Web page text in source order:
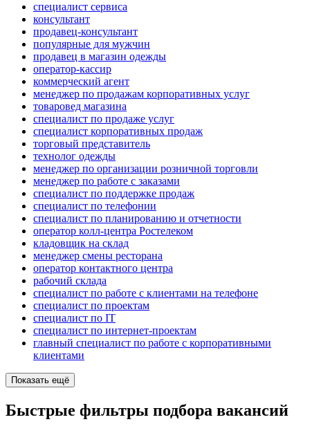
специалист сервиса
консультант
продавец-консультант
популярные для мужчин
продавец в магазин одежды
оператор-кассир
коммерческий агент
менеджер по продажам корпоративных услуг
товаровед магазина
специалист по продаже услуг
специалист корпоративных продаж
торговый представитель
технолог одежды
менеджер по организации розничной торговли
менеджер по работе с заказами
специалист по поддержке продаж
специалист по телефонии
специалист по планированию и отчетности
оператор колл-центра Ростелеком
кладовщик на склад
менеджер смены ресторана
оператор контактного центра
рабочий склада
специалист по работе с клиентами на телефоне
специалист по проектам
специалист по IT
специалист по интернет-проектам
главный специалист по работе с корпоративными
клиентами
Показать ещё
Быстрые фильтры подбора вакансий